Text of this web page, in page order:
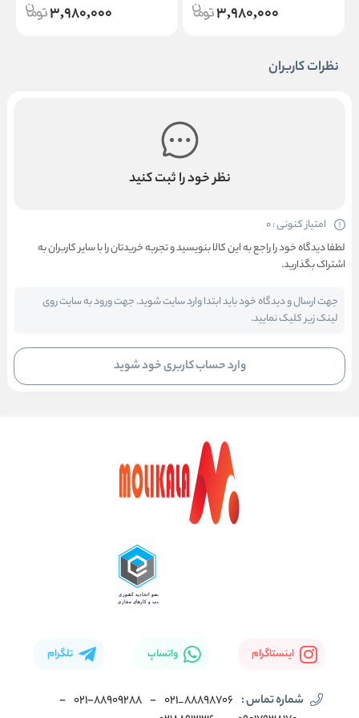
3,980,000
3,980,000
نظرات کاربران
نظر خود را ثبت کنید
امتیاز کنونی : 0
لطفا دیدگاه خود را راجع به این کالا بنویسید و تجربه خریدتان را با سایر کاربران به
اشتراک بگذارید.
جهت ارسال و دیدگاه خود باید ابتدا وارد سایت شوید. جهت ورود به سایت روی
لینک زیر کلیک نمایید.
وارد حساب کاربری خود شوید
اینستاگرام واتساپ تلگرام
شماره تماس : 88898706_021
- ۰۲۱-۸۸۹۰۹۲۸۸ -